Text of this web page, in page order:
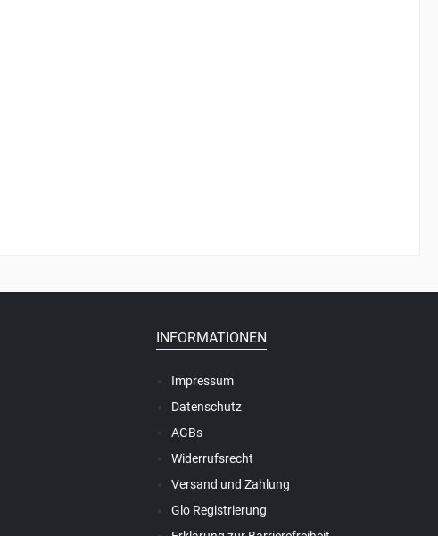
INFORMATIONEN
Impressum
Datenschutz
AGBs
Widerrufsrecht
Versand und Zahlung
Glo Registrierung